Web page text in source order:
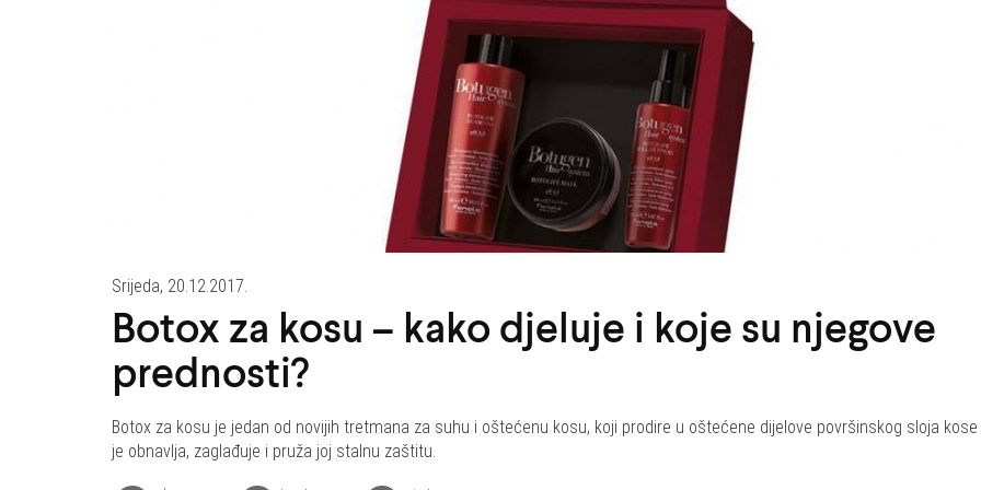
Srijeda, 20.12.2017.
Botox za kosu – kako djeluje i koje su njegove
prednosti?
Botox za kosu je jedan od novijih tretmana za suhu i oštećenu kosu, koji prodire u oštećene dijelove površinskog sloja
je obnavlja, zaglađuje i pruža joj stalnu zaštitu.